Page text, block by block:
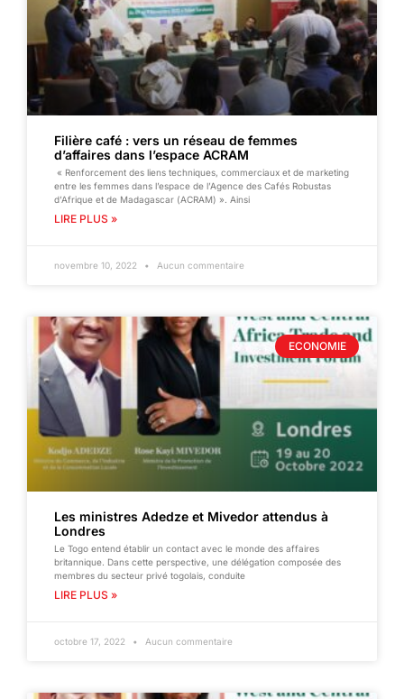
Filière café : vers un réseau de femmes
d’affaires dans l’espace ACRAM
« Renforcement des liens techniques, commerciaux et de marketing
entre les femmes dans l’espace de l’Agence des Cafés Robustas
d’Afrique et de Madagascar (ACRAM) ». Ainsi
LIRE PLUS »
novembre 10, 2022 Aucun commentaire
ECONOMIE
Les ministres Adedze et Mivedor attendus à
Londres
Le Togo entend établir un contact avec le monde des affaires
britannique. Dans cette perspective, une délégation composée des
membres du secteur privé togolais, conduite
LIRE PLUS »
octobre 17, 2022 Aucun commentaire